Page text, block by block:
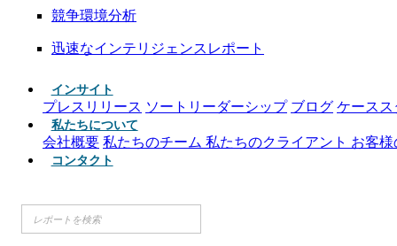
競争環境分析
迅速なインテリジェンスレポート
インサイト
プレスリリース ソートリーダーシップ ブログ ケースス
私たちについて
会社概要 私たちのチーム 私たちのクライアント お客
コンタクト